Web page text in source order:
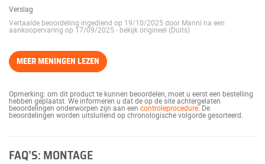
Verslag
Vertaalde beoordeling ingediend op 19/10/2025 door Manni na een
aankoopervaring op 17/09/2025 -bekijk origineel (Duits)
MEER MENINGEN LEZEN
Opmerking: om dit product te kunnen beoordelen, moet u eerst een bestelling
hebben geplaatst. We informeren u dat de op de site achtergelaten
beoordelingen onderworpen zijn aan een controleprocedure. De
beoordelingen worden uitsluitend op chronologische volgorde gesorteerd.
FAQ’S: MONTAGE